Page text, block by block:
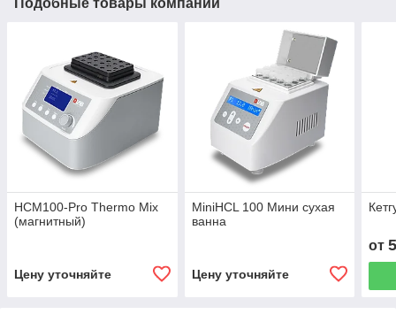
HCM100-Pro Thermo Mix
(магнитный)
Цену уточняйте
MiniHCL 100 Мини сухая
ванна
Цену уточняйте
от